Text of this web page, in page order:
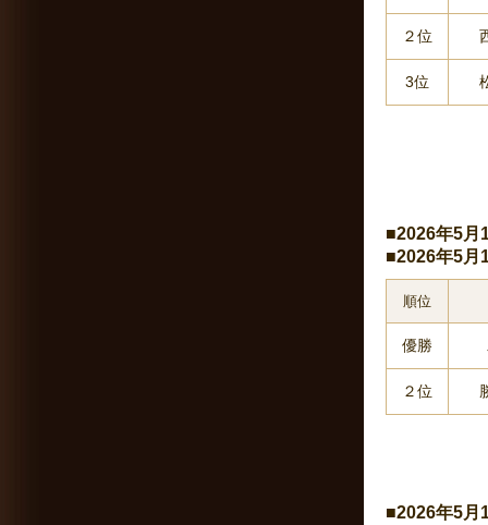
２位
3位
■2026年5
■2026年5
順位
優勝
２位
■2026年5